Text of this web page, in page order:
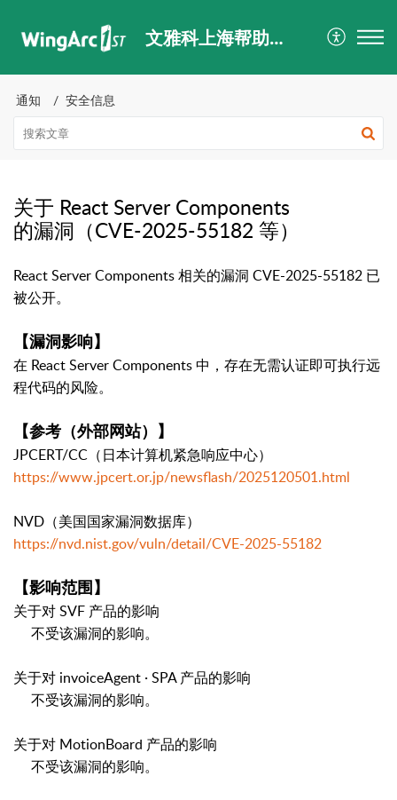
文雅科上海帮助中心
通知 安全信息
关于 React Server Components
的漏洞（CVE-2025-55182 等）
React Server Components 相关的漏洞 CVE-2025-55182 已
被公开。
【漏洞影响】
在 React Server Components 中，存在无需认证即可执行远
程代码的风险。
【参考（外部网站）】
JPCERT/CC（日本计算机紧急响应中心）
https://www.jpcert.or.jp/newsflash/2025120501.html
NVD（美国国家漏洞数据库）
https://nvd.nist.gov/vuln/detail/CVE-2025-55182
【影响范围】
关于对 SVF 产品的影响
不受该漏洞的影响。
关于对 invoiceAgent · SPA 产品的影响
不受该漏洞的影响。
关于对 MotionBoard 产品的影响
不受该漏洞的影响。